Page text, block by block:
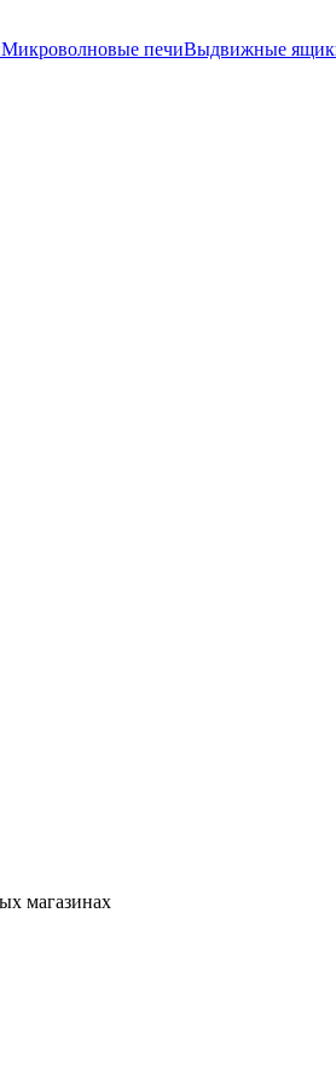
Микроволновые печиВыдвижные
магазинах